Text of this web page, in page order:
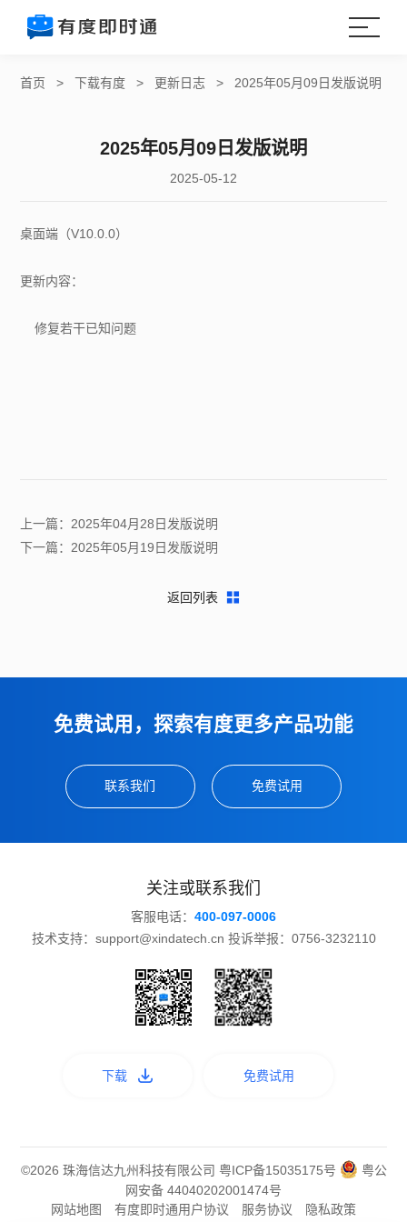
首页 >下载有度 > 更新日志 > 2025年05月09日发版说明
2025年05月09日发版说明
2025-05-12
桌面端（V10.0.0）
更新内容：
修复若干已知问题
上一篇：2025年04月28日发版说明
返回列表
下一篇：2025年05月19日发版说明
免费试用，探索有度更多产品功能
联系我们 免费试用
关注或联系我们
客服电话： 400-097-0006
技术支持：support@xindatech.cn 投诉举报：0756-3232110
下载 免费试用
©2026 珠海信达九州科技有限公司 粤ICP备15035175号
粤公
网安备 44040202001474号
网站地图
有度即时通用户协议 服务协议 隐私政策